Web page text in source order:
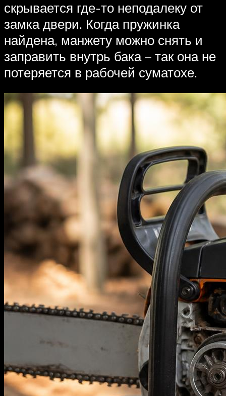
скрывается где-то неподалеку от
замка двери. Когда пружинка
найдена, манжету можно снять и
заправить внутрь бака – так она не
потеряется в рабочей суматохе.